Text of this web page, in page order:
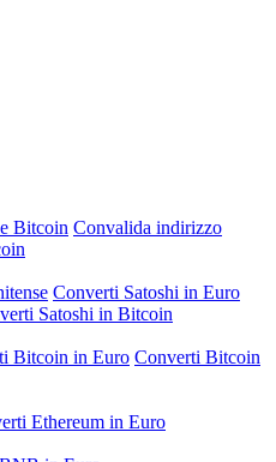
Bitcoin Convalida indirizzo
Converti Satoshi in Euro
Satoshi in Bitcoin
Bitcoin in Euro Converti Bitcoin
Ethereum in Euro